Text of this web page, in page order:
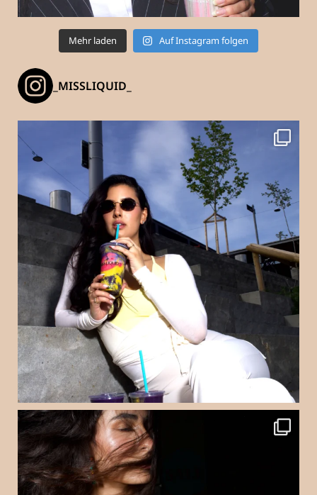
Mehr laden Auf Instagram folgen
_MISSLIQUID_